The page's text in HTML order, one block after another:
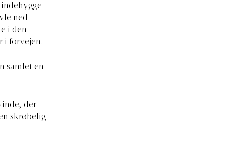
ned
i den
i forvejen.
samlet en
der
skrøbelig